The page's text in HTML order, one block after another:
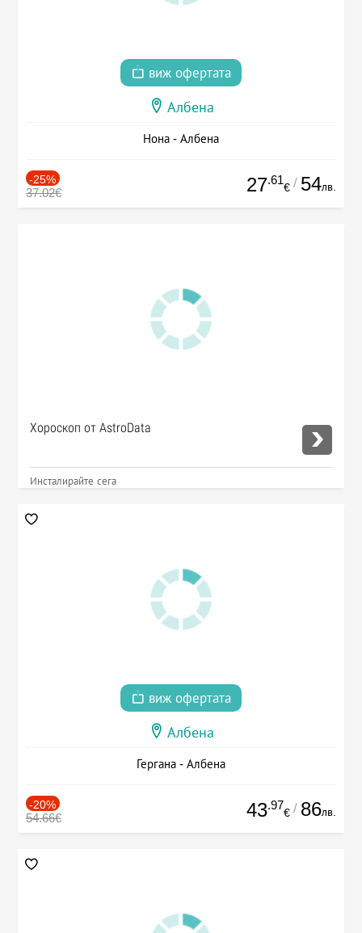
виж офертата
Албена
Нона - Албена
-25%
37.02€ 27.61
€ / 54лв.
Хороскоп от AstroData
Инсталирайте сега
виж офертата
Албена
Гергана - Албена
-20%
54.66€ 43.97
€ / 86лв.